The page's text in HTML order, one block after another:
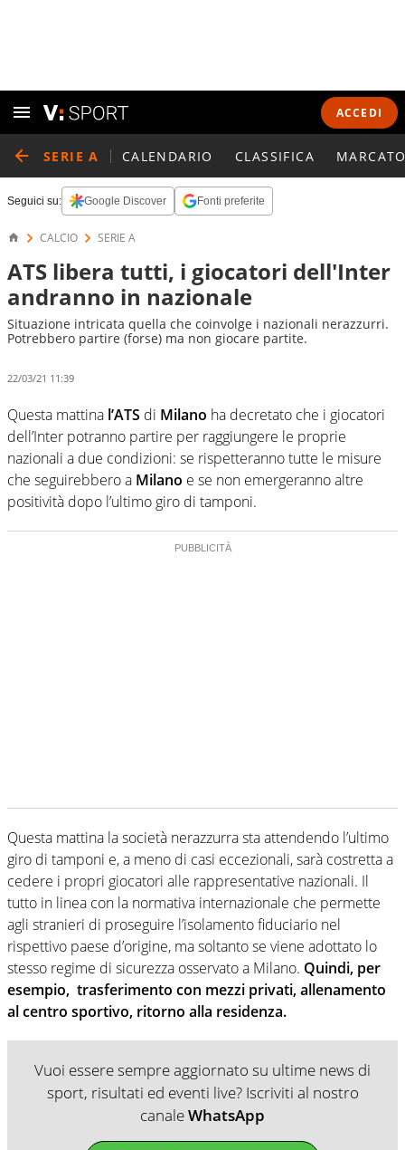
ACCEDI
SERIE A CALENDARIO CLASSIFICA
Seguici su: Google Discover Fonti preferite
CALCIO SERIE A
ATS libera tutti, i giocatori dell'Inter
andranno in nazionale
Situazione intricata quella che coinvolge i nazionali nerazzurri.
Potrebbero partire (forse) ma non giocare partite.
22/03/21 11:39
Questa mattina l’ATS di Milano ha decretato che i giocatori
dell’Inter potranno partire per raggiungere le proprie
nazionali a due condizioni: se rispetteranno tutte le misure
che seguirebbero a Milano e se non emergeranno altre
positività dopo l’ultimo giro di tamponi.
Questa mattina la società nerazzurra sta attendendo l’ultimo
giro di tamponi e, a meno di casi eccezionali, sarà costretta a
cedere i propri giocatori alle rappresentative nazionali. Il
tutto in linea con la normativa internazionale che permette
agli stranieri di proseguire l’isolamento fiduciario nel
rispettivo paese d’origine, ma soltanto se viene adottato lo
stesso regime di sicurezza osservato a Milano. Quindi, per
esempio, trasferimento con mezzi privati, allenamento
al centro sportivo, ritorno alla residenza.
Vuoi essere sempre aggiornato su ultime news di
sport, risultati ed eventi live? Iscriviti al nostro
canaleWhatsApp